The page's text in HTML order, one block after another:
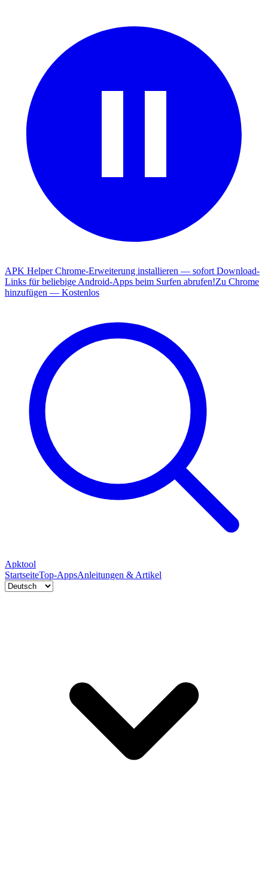
APK Helper Chrome-Erweiterung installieren — sofort Download-
Links für beliebige Android-Apps beim Surfen abrufen!Zu Chrome
hinzufügen — Kostenlos
Apktool
StartseiteTop-AppsAnleitungen & Artikel